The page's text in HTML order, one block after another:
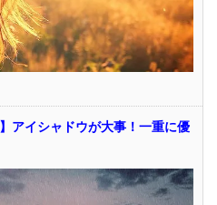
アイシャドウが大事！一重に優